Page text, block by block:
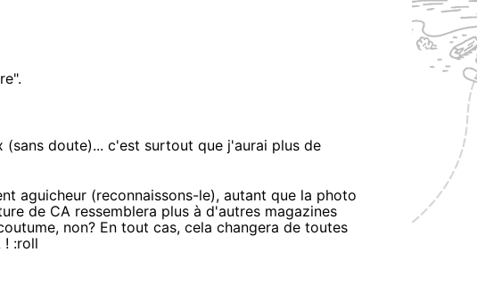
(sans doute)... c'est surtout que j'aurai plus de
aguicheur (reconnaissons-le), autant que la photo
de CA ressemblera plus à d'autres magazines
non? En tout cas, cela changera de toutes
! :roll